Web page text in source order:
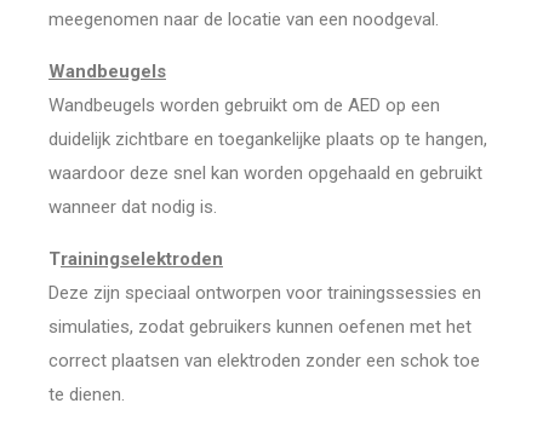
meegenomen naar de locatie van een noodgeval.
Wandbeugels
Wandbeugels worden gebruikt om de AED op een
duidelijk zichtbare en toegankelijke plaats op te hangen,
waardoor deze snel kan worden opgehaald en gebruikt
wanneer dat nodig is.
Trainingselektroden
Deze zijn speciaal ontworpen voor trainingssessies en
simulaties, zodat gebruikers kunnen oefenen met het
correct plaatsen van elektroden zonder een schok toe
te dienen.